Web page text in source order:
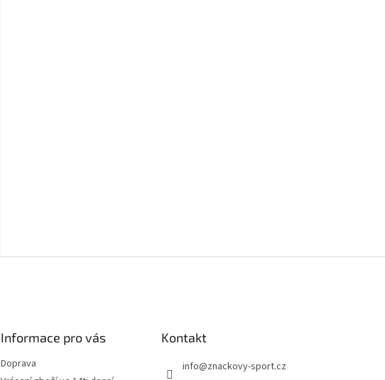
Informace pro vás
Doprava
Kontakt
info@znackovy-sport.cz